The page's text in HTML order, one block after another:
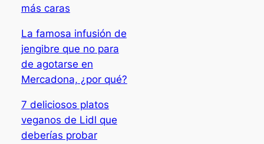
más caras
La famosa infusión de
jengibre que no para
de agotarse en
Mercadona, ¿por qué?
7 deliciosos platos
veganos de Lidl que
deberías probar